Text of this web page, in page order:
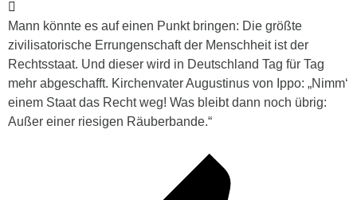
Mann könnte es auf einen Punkt bringen: Die größte
zivilisatorische Errungenschaft der Menschheit ist der
Rechtsstaat. Und dieser wird in Deutschland Tag für Tag
mehr abgeschafft. Kirchenvater Augustinus von Ippo: „Nimm‘
einem Staat das Recht weg! Was bleibt dann noch übrig:
Außer einer riesigen Räuberbande.“